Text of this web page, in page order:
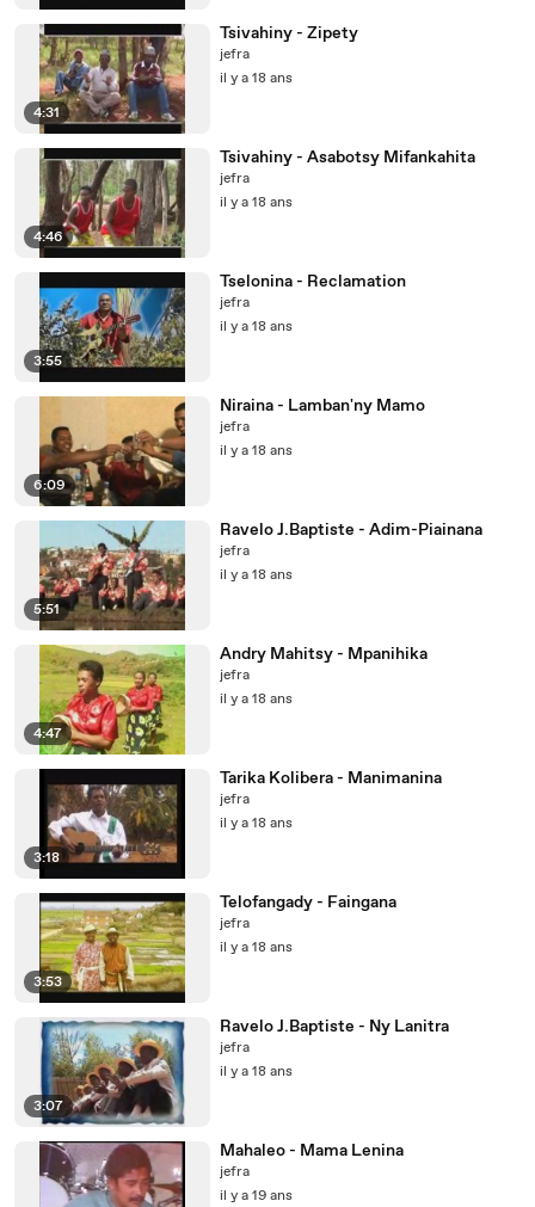
4:31
Tsivahiny - Zipety
jefra
il y a 18 ans
4:46
Tsivahiny - Asabotsy Mifankahita
jefra
il y a 18 ans
3:55
Tselonina - Reclamation
jefra
il y a 18 ans
6:09
Niraina - Lamban'ny Mamo
jefra
il y a 18 ans
5:51
Ravelo J.Baptiste - Adim-Piainana
jefra
il y a 18 ans
4:47
Andry Mahitsy - Mpanihika
jefra
il y a 18 ans
3:18
Tarika Kolibera - Manimanina
jefra
il y a 18 ans
3:53
Telofangady - Faingana
jefra
il y a 18 ans
3:07
Ravelo J.Baptiste - Ny Lanitra
jefra
il y a 18 ans
Mahaleo - Mama Lenina
jefra
il y a 19 ans